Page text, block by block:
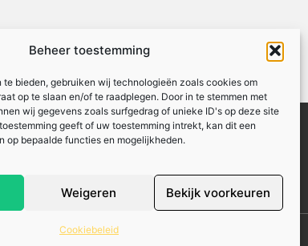
Beheer toestemming
te bieden, gebruiken wij technologieën zoals cookies om
op te slaan en/of te raadplegen. Door in te stemmen met
wij gegevens zoals surfgedrag of unieke ID's op deze site
geeft of uw toestemming intrekt, kan dit een
op bepaalde functies en mogelijkheden.
Weigeren Bekijk voorkeuren
Cookiebeleid
Website index Uit De Media
inkomsten kunt genereren